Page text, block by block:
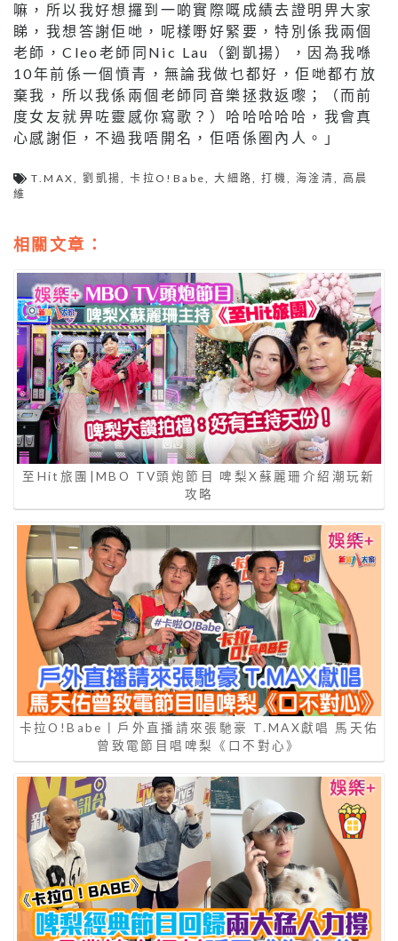
嘛，所以我好想攞到一啲實際嘅成績去證明畀大家
睇，我想答謝佢哋，呢樣嘢好緊要，特別係我兩個
老師，Cleo老師同Nic Lau（劉凱揚），因為我喺
10年前係一個憤青，無論我做乜都好，佢哋都冇放
棄我，所以我係兩個老師同音樂拯救返嚟；（而前
度女友就畀咗靈感你寫歌？）哈哈哈哈哈，我會真
心感謝佢，不過我唔開名，佢唔係圈內人。」
T.MAX,劉凱揚,卡拉O!Babe,大細路,打機, 海淦清, 高晨
維
相關文章：
至Hit旅團|MBO TV頭炮節目 啤梨X蘇麗珊介紹潮玩新
攻略
卡拉O!Babe丨戶外直播請來張馳豪 T.MAX獻唱 馬天佑
曾致電節目唱啤梨《口不對心》